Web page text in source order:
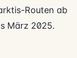
Routen ab
März 2025.